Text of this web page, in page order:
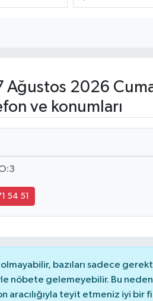
Ağustos 2026
ve konumları
54 51
bazıları sadece
nöbete gelemeyebilir. Bu
aracılığıyla teyit etmeniz iyi bir